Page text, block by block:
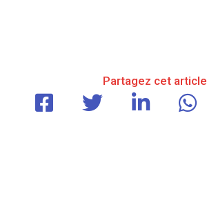
Partagez cet article